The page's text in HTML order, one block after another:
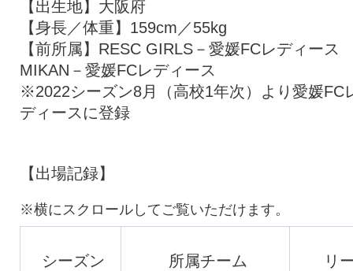
【出生地】大阪府
【身長／体重】159cm／55kg
【前所属】RESC GIRLS－愛媛FCレディース
MIKAN－愛媛FCレディース
※2022シーズン8月（高校1年次）より愛媛FC
ディースに登録
【出場記録】
シーズン 所属チーム リ